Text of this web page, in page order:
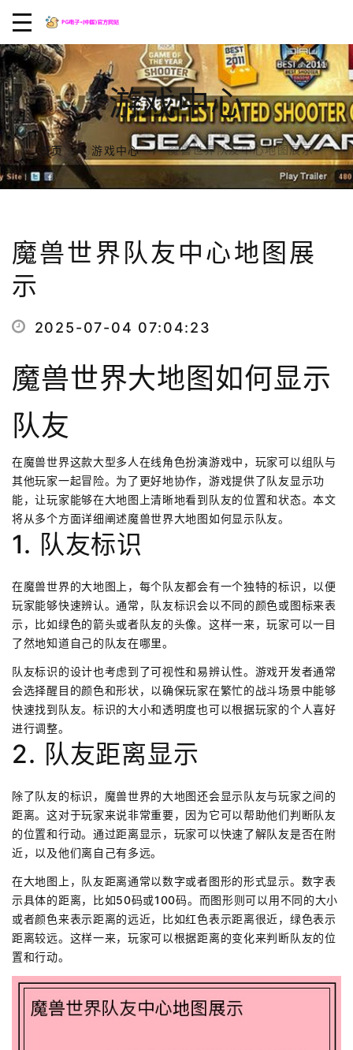
游戏中心
首页 游戏中心 魔兽世界队友中心地图展示
魔兽世界队友中心地图展
示
2025-07-04 07:04:23
魔兽世界大地图如何显示
队友
在魔兽世界这款大型多人在线角色扮演游戏中，玩家可以组队与
其他玩家一起冒险。为了更好地协作，游戏提供了队友显示功
能，让玩家能够在大地图上清晰地看到队友的位置和状态。本文
将从多个方面详细阐述魔兽世界大地图如何显示队友。
1. 队友标识
在魔兽世界的大地图上，每个队友都会有一个独特的标识，以便
玩家能够快速辨认。通常，队友标识会以不同的颜色或图标来表
示，比如绿色的箭头或者队友的头像。这样一来，玩家可以一目
了然地知道自己的队友在哪里。
队友标识的设计也考虑到了可视性和易辨认性。游戏开发者通常
会选择醒目的颜色和形状，以确保玩家在繁忙的战斗场景中能够
快速找到队友。标识的大小和透明度也可以根据玩家的个人喜好
进行调整。
2. 队友距离显示
除了队友的标识，魔兽世界的大地图还会显示队友与玩家之间的
距离。这对于玩家来说非常重要，因为它可以帮助他们判断队友
的位置和行动。通过距离显示，玩家可以快速了解队友是否在附
近，以及他们离自己有多远。
在大地图上，队友距离通常以数字或者图形的形式显示。数字表
示具体的距离，比如50码或100码。而图形则可以用不同的大小
或者颜色来表示距离的远近，比如红色表示距离很近，绿色表示
距离较远。这样一来，玩家可以根据距离的变化来判断队友的位
置和行动。